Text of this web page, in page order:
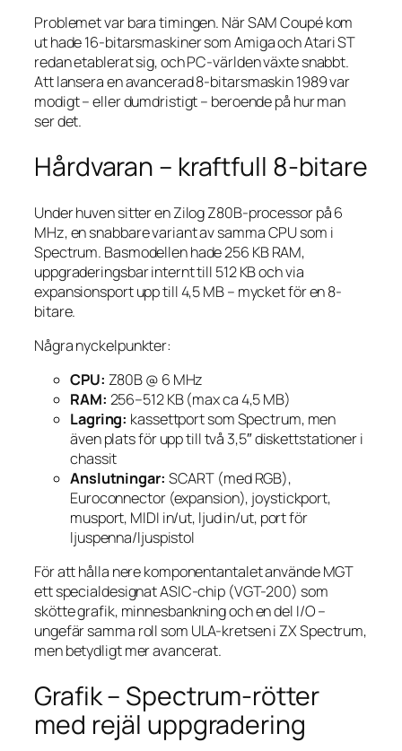
Problemet var bara timingen. När SAM Coupé kom
ut hade 16-bitarsmaskiner som Amiga och Atari ST
redan etablerat sig, och PC-världen växte snabbt.
Att lansera en avancerad 8-bitarsmaskin 1989 var
modigt – eller dumdristigt – beroende på hur man
ser det.
Hårdvaran – kraftfull 8-bitare
Under huven sitter en Zilog Z80B-processor på 6
MHz, en snabbare variant av samma CPU som i
Spectrum. Basmodellen hade 256 KB RAM,
uppgraderingsbar internt till 512 KB och via
expansionsport upp till 4,5 MB – mycket för en 8-
bitare.
Några nyckelpunkter:
CPU: Z80B @ 6 MHz
RAM: 256–512 KB (max ca 4,5 MB)
Lagring: kassettport som Spectrum, men
även plats för upp till två 3,5″ diskettstationer i
chassit
Anslutningar: SCART (med RGB),
Euroconnector (expansion), joystickport,
musport, MIDI in/ut, ljud in/ut, port för
ljuspenna/ljuspistol
För att hålla nere komponentantalet använde MGT
ett specialdesignat ASIC-chip (VGT-200) som
skötte grafik, minnesbankning och en del I/O –
ungefär samma roll som ULA-kretsen i ZX Spectrum,
men betydligt mer avancerat.
Grafik – Spectrum-rötter
med rejäl uppgradering